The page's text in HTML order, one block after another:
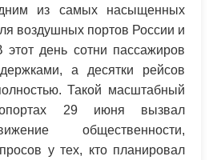
из самых насыщенных
воздушных портов России и
этот день сотни пассажиров
а десятки рейсов
Такой масштабный
29 июня вызвал
общественности,
у тех, кто планировал